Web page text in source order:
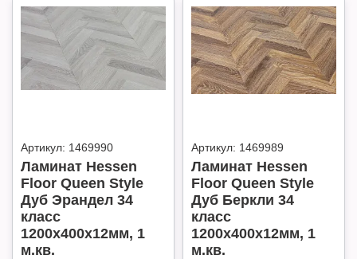
Артикул: 1469990
Ламинат Hessen
Floor Queen Style
Дуб Эрандел 34
класс
1200х400х12мм, 1
м.кв.
Артикул: 1469989
Ламинат Hessen
Floor Queen Style
Дуб Беркли 34
класс
1200х400х12мм, 1
м.кв.